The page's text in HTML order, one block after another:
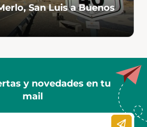
San Luis a Buenos
y novedades en tu
mail